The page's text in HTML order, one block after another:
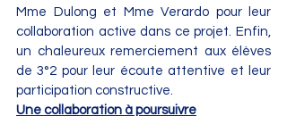
Mme Dulong et Mme Verardo pour leur
collaboration active dans ce projet. Enfin,
un chaleureux remerciement aux élèves
de 3°2 pour leur écoute attentive et leur
participation constructive.
Une collaboration à poursuivre